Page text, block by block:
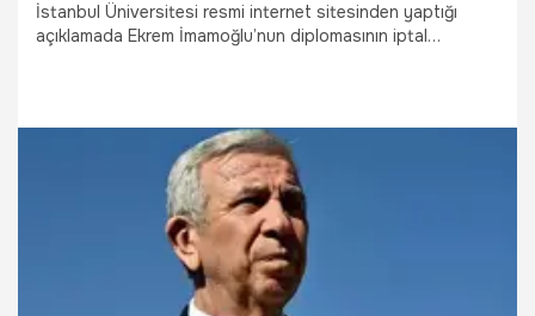
İstanbul Üniversitesi resmi internet sitesinden yaptığı
açıklamada Ekrem İmamoğlu’nun diplomasının iptal
gönderilecektir” denildi.
Gündem